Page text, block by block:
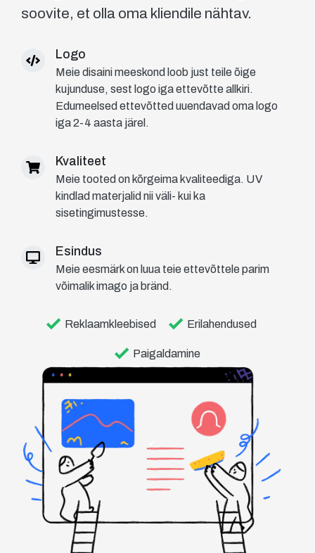
soovite, et olla oma kliendile nähtav.
Logo
Meie disaini meeskond loob just teile õige
kujunduse, sest logo iga ettevõtte allkiri.
Edumeelsed ettevõtted uuendavad oma logo
iga 2-4 aasta järel.
Kvaliteet
Meie tooted on kõrgeima kvaliteediga. UV
kindlad materjalid nii väli- kui ka
sisetingimustesse.
Esindus
Meie eesmärk on luua teie ettevõttele parim
võimalik imago ja bränd.
Reklaamkleebised Erilahendused
Paigaldamine